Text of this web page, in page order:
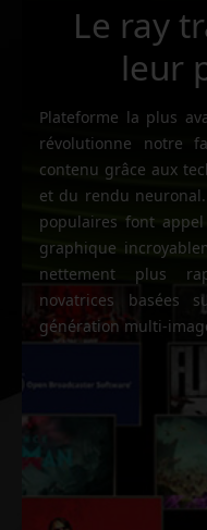
Le ray
leur
Plateforme la plus
révolutionne notre
contenu grâce aux
et du rendu
populaires font
graphique
nettement plus
novatrices basées
génération multi-